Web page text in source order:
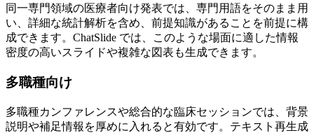
同一専門領域の医療者向け発表では、専門用語をそのまま用
い、詳細な統計解析を含め、前提知識があることを前提に構
成できます。ChatSlide では、このような場面に適した情報
密度の高いスライドや複雑な図表も生成できます。
多職種向け
多職種カンファレンスや総合的な臨床セッションでは、背景
説明や補足情報を厚めに入れると有効です。テキスト再生成